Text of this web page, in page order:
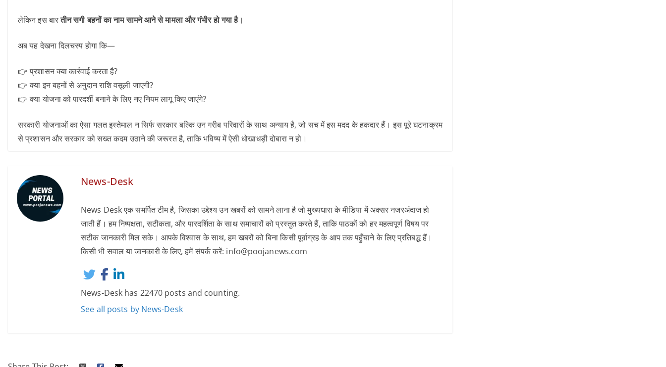
लेकिन इस बारतीन सगी बहनों का नाम सामने आने से मामला और गंभीर हो गया है।
अब यह देखना दिलचस्प होगा कि—
👉 प्रशासन क्या कार्रवाई करता है?
👉 क्या इन बहनों से अनुदान राशि वसूली जाएगी?
👉 क्या योजना को पारदर्शी बनाने के लिए नए नियम लागू किए जाएंगे?
सरकारी योजनाओं का ऐसा गलत इस्तेमाल न सिर्फ सरकार बल्कि उन गरीब परिवारों के साथ अन्याय है, जो सच में इस मदद के हकदार हैं। इस पूरे घटनाक्रम
से प्रशासन और सरकार को सख्त कदम उठाने की जरूरत है, ताकि भविष्य में ऐसी धोखाधड़ी दोबारा न हो।
News-Desk
News Desk एक समर्पित टीम है, जिसका उद्देश्य उन खबरों को सामने लाना है जो मुख्यधारा के मीडिया में अक्सर नजरअंदाज हो
जाती हैं। हम निष्पक्षता, सटीकता, और पारदर्शिता के साथ समाचारों को प्रस्तुत करते हैं, ताकि पाठकों को हर महत्वपूर्ण विषय पर
सटीक जानकारी मिल सके। आपके विश्वास के साथ, हम खबरों को बिना किसी पूर्वाग्रह के आप तक पहुँचाने के लिए प्रतिबद्ध हैं।
किसी भी सवाल या जानकारी के लिए, हमें संपर्क करें: info@poojanews.com
News-Desk has 22470 posts and counting.
See all posts by News-Desk